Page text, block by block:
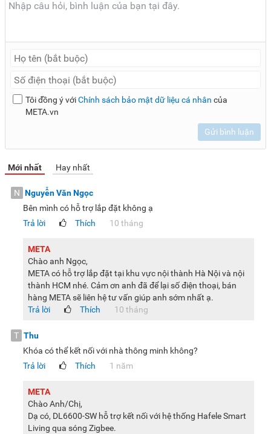
Tôi đồng ý vớiChính sách bảo mật dữ liệu cá nhân của
META.vn
Gửi bình luận
Mới nhất Hay nhất
N Nguyễn Văn Ngọc
Bên mình có hỗ trợ lắp đặt không ạ
Trả lời
Thích 10 tháng
META
Chào anh Ngọc,
META có hỗ trợ lắp đặt tại khu vực nội thành Hà Nội và nội
thành HCM nhé. Cảm ơn anh đã để lại số điện thoại, bán
hàng META sẽ liên hệ tư vấn giúp anh sớm nhất ạ.
Trả lời
Thích 10 tháng
T Thu
Khóa có thể kết nối với nhà thông minh không?
Trả lời
Thích 1 năm
META
Chào Anh/Chị,
Dạ có, DL6600-SW hỗ trợ kết nối với hệ thống Hafele Smart
Living qua sóng Zigbee.